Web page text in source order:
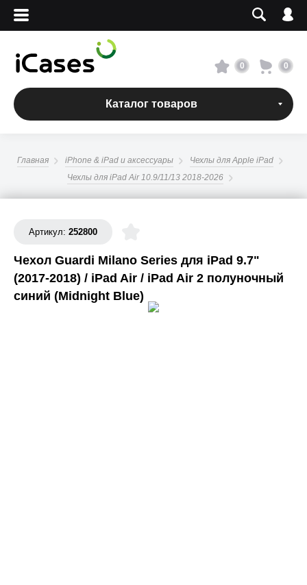
Вход
Сервисный центр
О магазине
+7 495 960-31-54
+7 800 500-31-47
0 0
Каталог товаров
Главная iPhone & iPad и аксессуары
Чехлы для Apple iPad
Чехлы для iPad Air 10.9/11/13 2018-2026
Артикул: 252800
Чехол Guardi Milano Series для iPad 9.7"
(2017-2018) / iPad Air / iPad Air 2 полуночный
синий (Midnight Blue)